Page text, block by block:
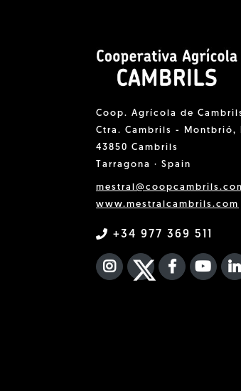
Coop. Agrícola de Cambrils
Ctra. Cambrils - Montbrió,
43850 Cambrils
Tarragona · Spain
www.mestralcambrils.com
+34 977 369 511
INSTAGRAM
TWITTER